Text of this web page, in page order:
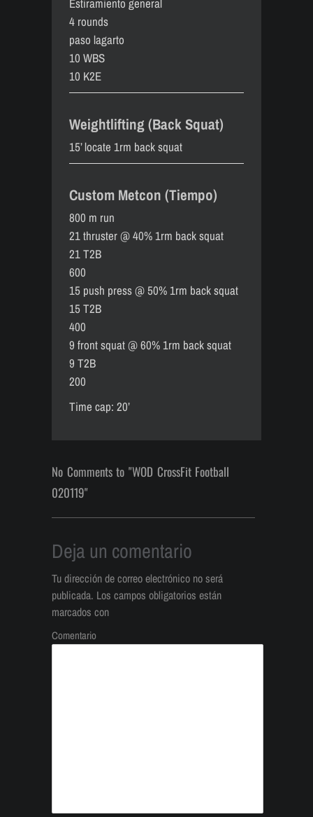
4 rounds
paso lagarto
10 WBS
10 K2E
Weightlifting (Back Squat)
15’ locate 1rm back squat
Custom Metcon (Tiempo)
800 m run
21 thruster @ 40% 1rm back squat
21 T2B
600
15 push press @ 50% 1rm back squat
15 T2B
400
9 front squat @ 60% 1rm back squat
9 T2B
200
Time cap: 20’
No Comments to "WOD CrossFit Football
020119"
Deja un comentario
Tu dirección de correo electrónico no será
publicada. Los campos obligatorios están
marcados con
Comentario